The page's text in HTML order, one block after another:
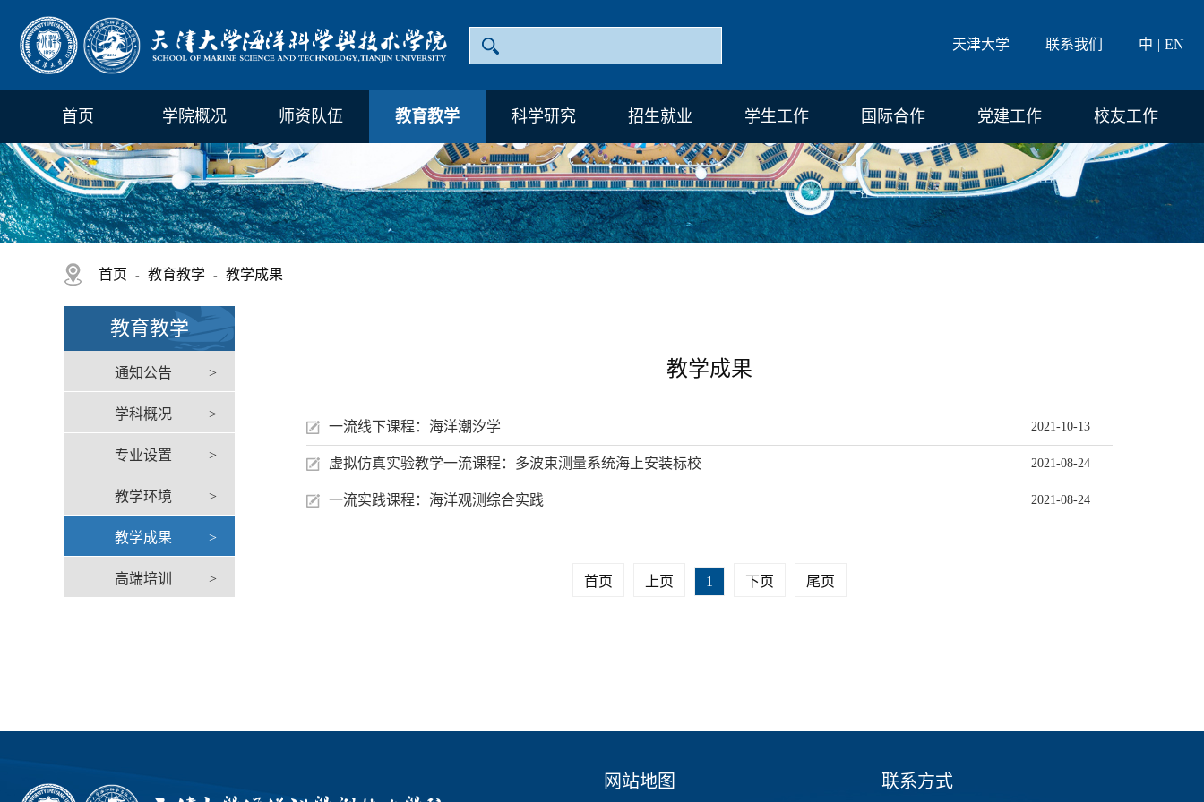
天津大学 联系我们 中 EN
首页 学院概况 师资队伍 教育教学 科学研究 招生就业 学生工作 国际合作 党建工作 校友工作
首页 - 教育教学 - 教学成果
教学成果
一流线下课程：海洋潮汐学 2021-10-13
虚拟仿真实验教学一流课程：多波束测量系统海上安装标校 2021-08-24
一流实践课程：海洋观测综合实践 2021-08-24
首页 上页 1 下页 尾页
教育教学
通知公告 >
学科概况 >
专业设置 >
教学环境 >
教学成果 >
高端培训 >
联系方式
网站地图